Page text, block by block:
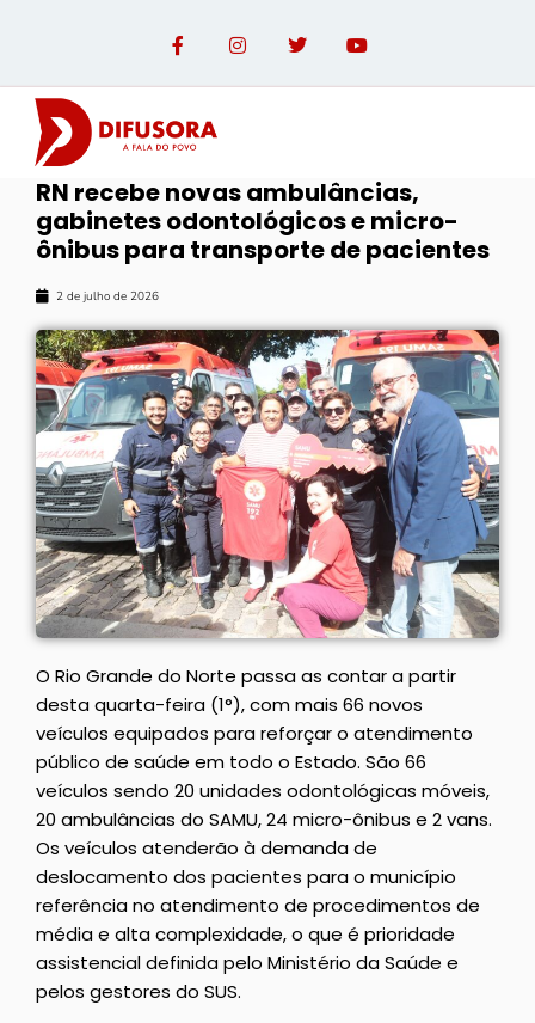
RN recebe novas ambulâncias,
gabinetes odontológicos e micro-
ônibus para transporte de pacientes
2 de julho de 2026
O Rio Grande do Norte passa as contar a partir
desta quarta-feira (1°), com mais 66 novos
veículos equipados para reforçar o atendimento
público de saúde em todo o Estado. São 66
veículos sendo 20 unidades odontológicas móveis,
20 ambulâncias do SAMU, 24 micro-ônibus e 2 vans.
Os veículos atenderão à demanda de
deslocamento dos pacientes para o município
referência no atendimento de procedimentos de
média e alta complexidade, o que é prioridade
assistencial definida pelo Ministério da Saúde e
pelos gestores do SUS.